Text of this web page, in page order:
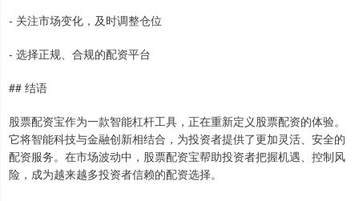
- 关注市场变化，及时调整仓位
- 选择正规、合规的配资平台
## 结语
股票配资宝作为一款智能杠杆工具，正在重新定义股票配资的体验。
它将智能科技与金融创新相结合，为投资者提供了更加灵活、安全的
配资服务。在市场波动中，股票配资宝帮助投资者把握机遇、控制风
险，成为越来越多投资者信赖的配资选择。